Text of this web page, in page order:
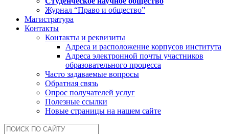
Журнал “Право и общество”
Магистратура
Контакты
Контакты и реквизиты
Адреса и расположение корпусов института
Адреса электронной почты участников
образовательного процесса
Часто задаваемые вопросы
Обратная связь
Опрос получателей услуг
Полезные ссылки
Новые страницы на нашем сайте